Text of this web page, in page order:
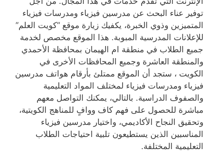
توفير عناء البحث عن مدرسين فيزياء ومدرسات فيزياء
المتميزين وذوي الخبرة، يكفيك زيارة موقع “كويت العلم”
للإعلانات المدرسية المبوبة. هذا الموقع مخصص لخدمة
جميع الطلاب في منطقة ام الهيمان بمحافظة الأحمدي
والمنطقة العاشرة وجميع المحافظات الأخرى في
الكويت ، ستجد أن الموقع ممتلئ بأرقام هواتف مدرسين
فيزياء ومدرسات فيزياء لمختلف المواد التعليمية
والصفوف الدراسية. بالتالي، يمكنك التواصل معهم
مباشرة للحصول على فهم كاف ووافٍ للمناهج الكويتية،
وتحقيق النجاح الأكاديمي، واختيار مدرسين فيزياء
المناسبين الذين يستطيعون تلبية احتياجات الطلاب
التعليمية المختلفة.